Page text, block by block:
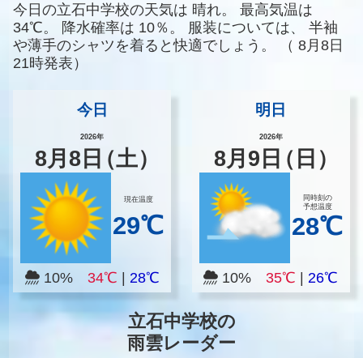
今日の立石中学校の天気は 晴れ。
最高気温は
34℃。
降水確率は 10％。 服装については、
半袖
や薄手のシャツを着ると快適でしょう。
（ 8月8日
21時発表）
今日
2026年
8月8 日（土）
現在温度
29℃
10% 34℃ 28℃
明日
2026年
8月 9 日（日）
同時刻の
予想温度
28℃
10%35℃ |26℃
立石中学校の
雨雲レーダー